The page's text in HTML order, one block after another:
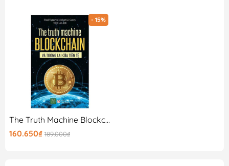
- 15%
The Truth Machine Blockchain Và Tương Lai Của Tiền Tệ
160.650₫ 189.000₫